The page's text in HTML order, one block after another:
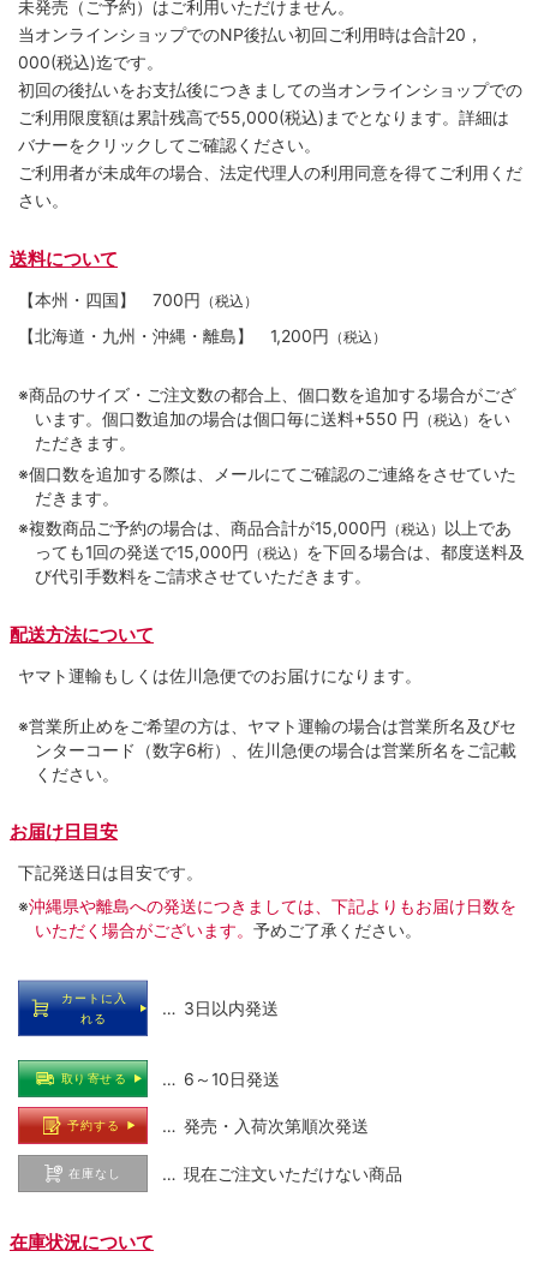
未発売（ご予約）はご利用いただけません。
当オンラインショップでのNP後払い初回ご利用時は合計20，
000(税込)迄です。
初回の後払いをお支払後につきましての当オンラインショップでの
ご利用限度額は累計残高で55,000(税込)までとなります。詳細は
バナーをクリックしてご確認ください。
ご利用者が未成年の場合、法定代理人の利用同意を得てご利用くだ
さい。
送料について
【本州・四国】 700円 （税込）
【北海道・九州・沖縄・離島】 1,200円 （税込）
※商品のサイズ・ご注文数の都合上、個口数を追加する場合がござ
います。個口数追加の場合は個口毎に送料+550 円 （税込） をい
ただきます。
※個口数を追加する際は、メールにてご確認のご連絡をさせていた
だきます。
※複数商品ご予約の場合は、商品合計が15,000円 （税込） 以上であ
っても1回の発送で15,000円 （税込） を下回る場合は、都度送料及
び代引手数料をご請求させていただきます。
配送方法について
ヤマト運輸もしくは佐川急便でのお届けになります。
※営業所止めをご希望の方は、ヤマト運輸の場合は営業所名及びセ
ンターコード（数字6桁）、佐川急便の場合は営業所名をご記載
ください。
お届け日目安
下記発送日は目安です。
※沖縄県や離島への発送につきましては、下記よりもお届け日数を
いただく場合がございます。 予めご了承ください。
カートに入
れる
… 3日以内発送
取り寄せる … 6～10日発送
予約する … 発売・入荷次第順次発送
在庫なし … 現在ご注文いただけない商品
在庫状況について